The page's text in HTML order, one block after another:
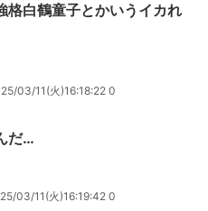
格白鶴童子とかいうイカれ
03/11(火)16:18:22 0
だ…
03/11(火)16:19:42 0